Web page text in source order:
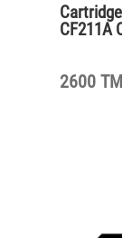
CF211A
2600